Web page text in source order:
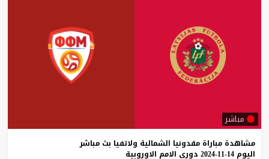
مباشر
مشاهدة مباراة مقدونيا الشمالية ولاتفيا بث مباشر
اليوم 14-11-2024 دوري الامم الاوروبية